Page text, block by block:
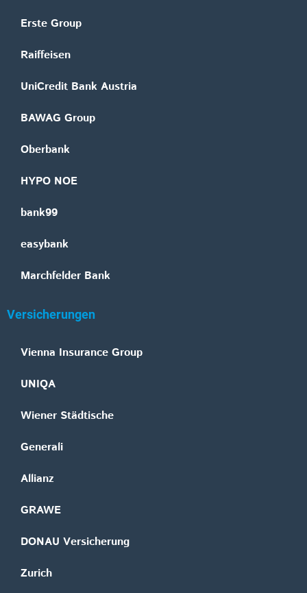
Erste Group
Raiffeisen
UniCredit Bank Austria
BAWAG Group
Oberbank
HYPO NOE
bank99
easybank
Marchfelder Bank
Versicherungen
Vienna Insurance Group
UNIQA
Wiener Städtische
Generali
Allianz
GRAWE
DONAU Versicherung
Zurich